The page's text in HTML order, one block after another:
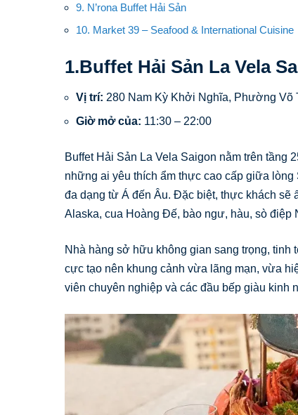
9. N’rona Buffet Hải Sản
10. Market 39 – Seafood & International Cuisine
1.Buffet Hải Sản La Vela
Vị trí: 280 Nam Kỳ Khởi Nghĩa, Phường Võ
Giờ mở của: 11:30 – 22:00
Buffet Hải Sản La Vela Saigon nằm trên tầng
những ai yêu thích ẩm thực cao cấp giữa
đa dạng từ Á đến Âu. Đặc biệt, thực khách
Alaska, cua Hoàng Đế, bào ngư, hàu, sò điệp
Nhà hàng sở hữu không gian sang trọng, tinh
cực tạo nên khung cảnh vừa lãng mạn, vừa
viên chuyên nghiệp và các đầu bếp giàu kinh